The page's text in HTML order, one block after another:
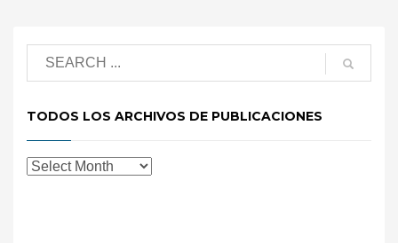
TODOS LOS ARCHIVOS DE PUBLICACIONES